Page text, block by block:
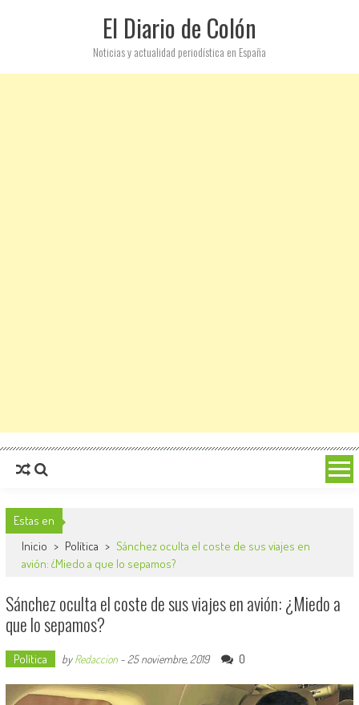
El Diario de Colón
Noticias y actualidad periodística en España
Estas en
Inicio > Política > Sánchez oculta el coste de sus viajes en
avión: ¿Miedo a que lo sepamos?
Sánchez oculta el coste de sus viajes en avión: ¿Miedo a
que lo sepamos?
Política byRedaccion- 25 noviembre, 2019 0